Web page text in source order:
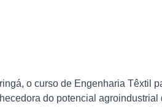
o curso de Engenharia Têxtil
do potencial